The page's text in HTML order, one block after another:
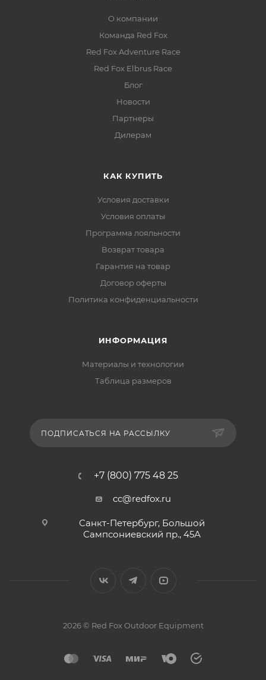
О компании
Команда Red Fox
Red Fox Adventure Race
Red Fox Elbrus Race
Блог
Новости
Партнеры
Дилерам
КАК КУПИТЬ
Условия доставки
Условия оплаты
Программа лояльности
Возврат товара
Гарантия на товар
Договор оферты
Политика конфиденциальности
ИНФОРМАЦИЯ
Материалы и технологии
Таблица размеров
ПОДПИСАТЬСЯ НА РАССЫЛКУ
+7 (800) 775 48 25
cc@redfox.ru
Санкт-Петербург, Большой
Сампсониевский пр., 45А
2026 © Red Fox Outdoor Equipment